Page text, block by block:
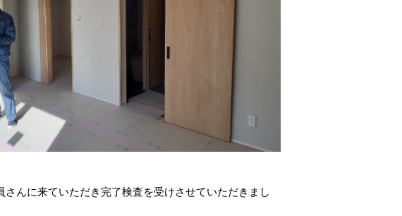
さんに来ていただき完了検査を受けさせていただきまし